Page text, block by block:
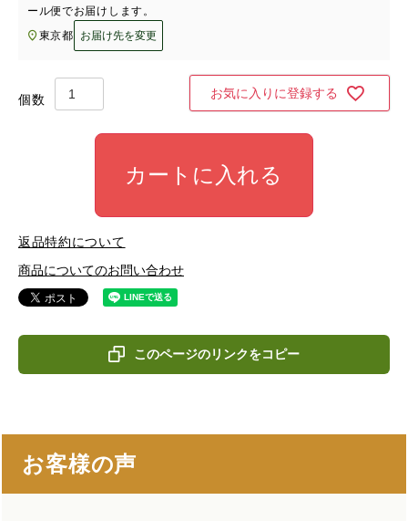
ール便でお届けします。
東京都
お届け先を変更
お気に入りに登録する
カートに入れる
返品特約について
商品についてのお問い合わせ
このページのリンクをコピー
お客様の声